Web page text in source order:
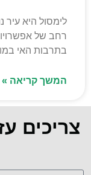
לימסול היא עיר
רחב של
בתרבות האי
המשך קריאה »
צריכים